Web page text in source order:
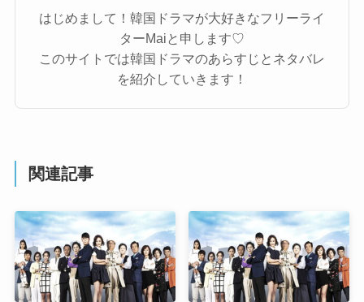
はじめまして！韓国ドラマが大好きなフリーライ
ターMaiと申します♡
このサイトでは韓国ドラマのあらすじとネタバレ
を紹介していきます！
関連記事